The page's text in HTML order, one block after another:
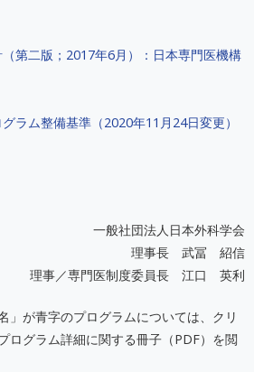
第二版；2017年6月）：日本専門医機構
ラム整備基準（2020年11月24日変更）
一般社団法人日本外科学会
理事長 武冨 紹信
理事／専門医制度委員長 江口 英利
」が青字のプログラムについては、クリ
ログラム詳細に関する冊子（PDF）を閲